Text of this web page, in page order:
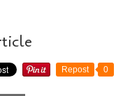
Repost 0